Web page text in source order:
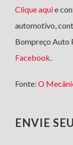
Clique aquie
automotivo,
Bompreço Auto
Facebook.
Fonte: O
ENVIE